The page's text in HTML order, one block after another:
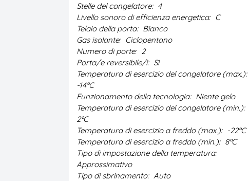
Stelle del congelatore: 4
Livello sonoro di efficienza energetica: C
Telaio della porta: Bianco
Gas isolante: Ciclopentano
Numero di porte: 2
Porta/e reversibile/i: Sì
Temperatura di esercizio del congelatore (max.):
-14ºC
Funzionamento della tecnologia: Niente gelo
Temperatura di esercizio del congelatore (min.):
2ºC
Temperatura di esercizio a freddo (max.): -22ºC
Temperatura di esercizio a freddo (min.): 8ºC
Tipo di impostazione della temperatura:
Approssimativo
Tipo di sbrinamento: Auto